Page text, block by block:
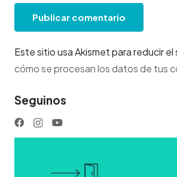
Publicar comentario
Este sitio usa Akismet para reducir el
cómo se procesan los datos de tus
Seguinos